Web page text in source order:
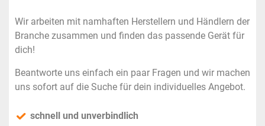
Wir arbeiten mit namhaften Herstellern und Händlern der
Branche zusammen und finden das passende Gerät für
dich!
Beantworte uns einfach ein paar Fragen und wir machen
uns sofort auf die Suche für dein individuelles Angebot.
schnell und unverbindlich